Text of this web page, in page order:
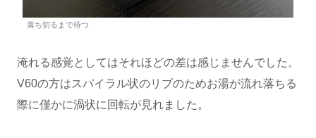
落ち切るまで待つ
淹れる感覚としてはそれほどの差は感じませんでした。
V60の方はスパイラル状のリブのためお湯が流れ落ちる
際に僅かに渦状に回転が見れました。